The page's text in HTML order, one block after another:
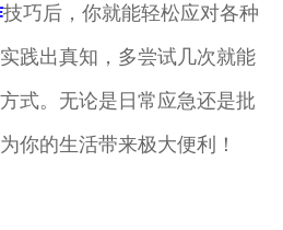
技巧后，你就能轻松应对各种
践出真知，多尝试几次就能
式。无论是日常应急还是批
你的生活带来极大便利！